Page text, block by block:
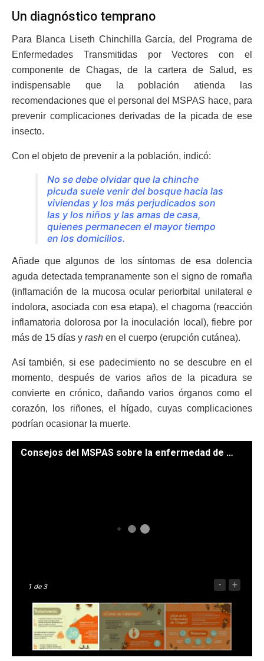
Un diagnóstico temprano
Para Blanca Liseth Chinchilla García, del Programa de
Enfermedades Transmitidas por Vectores con el
componente de Chagas, de la cartera de Salud, es
indispensable que la población atienda las
recomendaciones que el personal del MSPAS hace, para
prevenir complicaciones derivadas de la picada de ese
insecto.
Con el objeto de prevenir a la población, indicó:
No se debe olvidar que la chinche
picuda suele venir del bosque hacia las
viviendas y los más perjudicados son
las y los niños y las amas de casa,
quienes permanecen el mayor tiempo
en los domicilios.
Añade que algunos de los síntomas de esa dolencia
aguda detectada tempranamente son el signo de romaña
(inflamación de la mucosa ocular periorbital unilateral e
indolora, asociada con esa etapa), el chagoma (reacción
inflamatoria dolorosa por la inoculación local), fiebre por
más de 15 días y rash en el cuerpo (erupción cutánea).
Así también, si ese padecimiento no se descubre en el
momento, después de varios años de la picadura se
convierte en crónico, dañando varios órganos como el
corazón, los riñones, el hígado, cuyas complicaciones
podrían ocasionar la muerte.
Consejos del MSPAS sobre la enfermedad de Chagas. / Foto: MSPAS.
1 de 3 - +